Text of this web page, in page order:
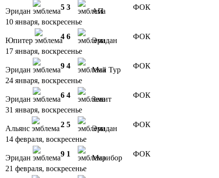
Эридан 5 3 АП
ФОК
10 января, воскресенье
Юпитер 4 6 Эридан
ФОК
17 января, воскресенье
Эридан 9 4 Май Тур
ФОК
24 января, воскресенье
Эридан 6 4 Зенит
ФОК
31 января, воскресенье
Альянс 2 5 Эридан
ФОК
14 февраля, воскресенье
Эридан 9 1 Марибор
ФОК
21 февраля, воскресенье